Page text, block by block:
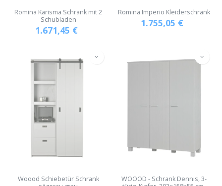
Romina Karisma Schrank mit 2
Schubladen
1.671,45 €
Romina Imperio Kleiderschrank
1.755,05 €
Woood Schiebetür Schrank
WOOOD - Schrank Dennis, 3-